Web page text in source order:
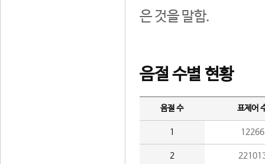
은 것을 말함.
음절 수별 현황
음절 수 표제어
1 12266
2